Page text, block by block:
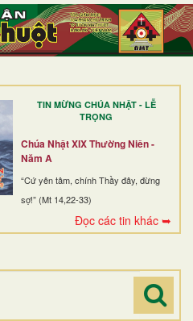
TIN MỪNG CHÚA NHẬT - LỄ
TRỌNG
Chúa Nhật XIX Thường Niên -
Năm A
“Cứ yên tâm, chính Thầy đây, đừng
sợ!” (Mt 14,22-33)
Đọc các tin khác ➥